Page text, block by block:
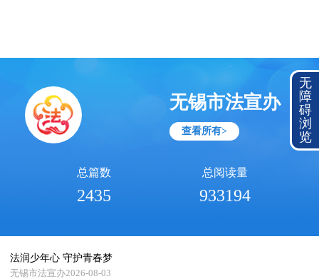
无锡市法宣办
查看所有>
总篇数
2435
总阅读量
933194
法润少年心 守护青春梦
无锡市法宣办2026-08-03
无
障
碍
浏
览